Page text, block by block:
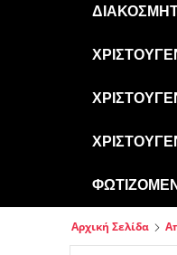
Αρχική Σελίδα